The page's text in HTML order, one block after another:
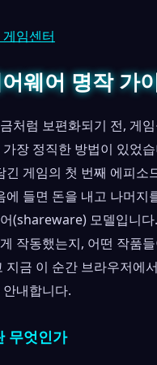
임센터
웨어 명작 가
처럼 보편화되기 전, 게
장 정직한 방법이 있었
긴 게임의 첫 번째 에피소
에 들면 돈을 내고 나머
(shareware) 모델입니다
작동했는지, 어떤 작품
지금 이 순간 브라우저에
내합니다.
무엇인가